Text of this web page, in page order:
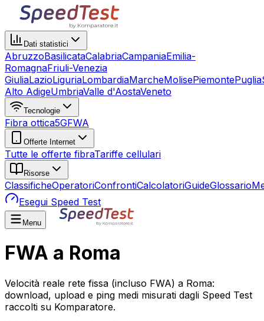
Dati statistici
AbruzzoBasilicataCalabriaCampaniaEmilia-
RomagnaFriuli-Venezia
GiuliaLazioLiguriaLombardiaMarcheMolisePiemontePuglia
Alto AdigeUmbriaValle d'AostaVeneto
Tecnologie
Fibra ottica5GFWA
Offerte Internet
Tutte le offerte fibraTariffe cellulari
Risorse
ClassificheOperatoriConfrontiCalcolatoriGuideGlossario
Esegui Speed Test
Menu
FWA a Roma
Velocità reale rete fissa (incluso FWA) a Roma:
download, upload e ping medi misurati dagli Speed Test
raccolti su Komparatore.